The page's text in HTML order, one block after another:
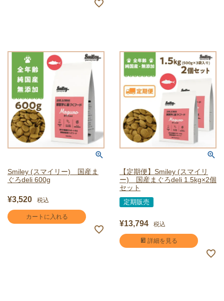
Smiley (スマイリー) 国産ま
ぐろdeli 600g
¥3,520 税込
カートに入れる
【定期便】Smiley (スマイリ
ー) 国産まぐろdeli 1.5kg×2個
セット
定期販売
¥13,794 税込
詳細を見る